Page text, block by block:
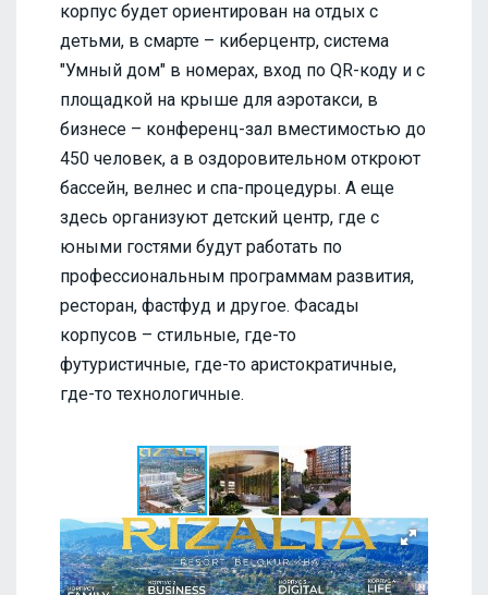
корпус будет ориентирован на отдых с
детьми, в смарте – киберцентр, система
"Умный дом" в номерах, вход по QR-коду и с
площадкой на крыше для аэротакси, в
бизнесе – конференц-зал вместимостью до
450 человек, а в оздоровительном откроют
бассейн, велнес и спа-процедуры. А еще
здесь организуют детский центр, где с
юными гостями будут работать по
профессиональным программам развития,
ресторан, фастфуд и другое. Фасады
корпусов – стильные, где-то
футуристичные, где-то аристократичные,
где-то технологичные.